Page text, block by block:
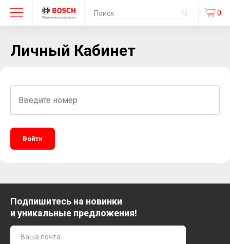
0
Личный Кабинет
Войти
Подпишитесь на новинки
и уникальные предложения!